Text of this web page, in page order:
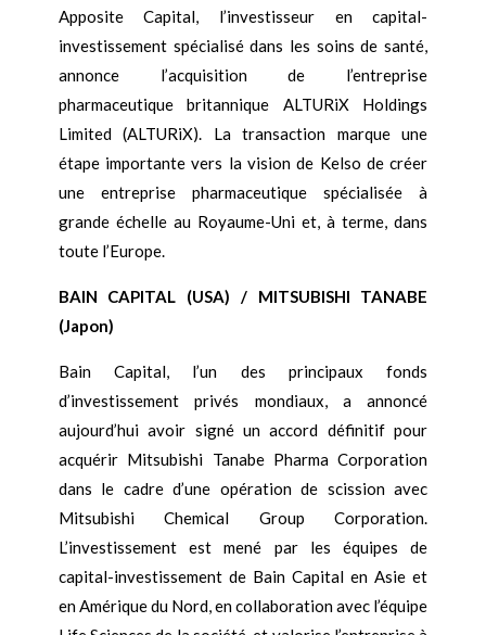
Apposite Capital, l’investisseur en capital-
investissement spécialisé dans les soins de santé,
annonce l’acquisition de l’entreprise
pharmaceutique britannique ALTURiX Holdings
Limited (ALTURiX). La transaction marque une
étape importante vers la vision de Kelso de créer
une entreprise pharmaceutique spécialisée à
grande échelle au Royaume-Uni et, à terme, dans
toute l’Europe.
BAIN CAPITAL (USA) / MITSUBISHI TANABE
(Japon)
Bain Capital, l’un des principaux fonds
d’investissement privés mondiaux, a annoncé
aujourd’hui avoir signé un accord définitif pour
acquérir Mitsubishi Tanabe Pharma Corporation
dans le cadre d’une opération de scission avec
Mitsubishi Chemical Group Corporation.
L’investissement est mené par les équipes de
capital-investissement de Bain Capital en Asie et
en Amérique du Nord, en collaboration avec l’équipe